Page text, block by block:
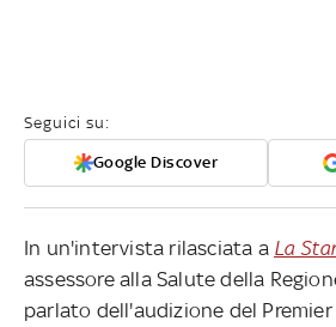
Seguici su:
Google Discover
In un'intervista rilasciata a La
assessore alla Salute della
parlato dell'audizione del